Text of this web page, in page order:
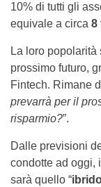
10% di tutti gli
equivale a circa 8
La loro popolarità
prossimo futuro,
Fintech. Rimane
prevarrà per il
risparmio?”.
Dalle previsioni
condotte ad oggi,
sarà quello “